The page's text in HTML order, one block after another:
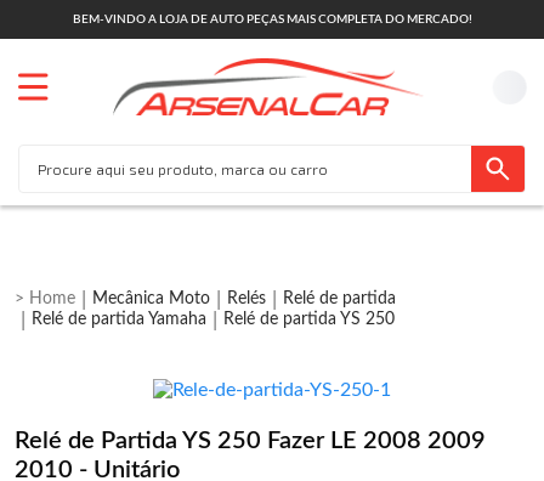
BEM-VINDO A LOJA DE AUTO PEÇAS MAIS COMPLETA DO MERCADO!
Mecânica Moto Relés
Relé de partida
Relé de partida Yamaha
Relé de partida YS 250
Relé de Partida YS 250 Fazer LE 2008 2009
2010 - Unitário